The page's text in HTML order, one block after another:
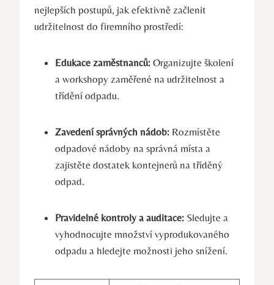
nejlepších postupů, jak efektivně začlenit
udržitelnost do firemního prostředí:
Edukace zaměstnanců: Organizujte školení
a workshopy zaměřené na udržitelnost a
třídění odpadu.
Zavedení správných nádob: Rozmístěte
odpadové nádoby na správná místa a
zajistěte dostatek kontejnerů na tříděný
odpad.
Pravidelné kontroly a auditace: Sledujte a
vyhodnocujte množství vyprodukovaného
odpadu a hledejte možnosti jeho snížení.